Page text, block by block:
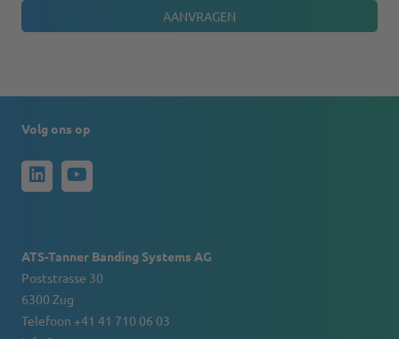
Volg ons op
ATS-Tanner Banding Systems AG
Poststrasse 30
6300 Zug
Telefoon +41 41 710 06 03